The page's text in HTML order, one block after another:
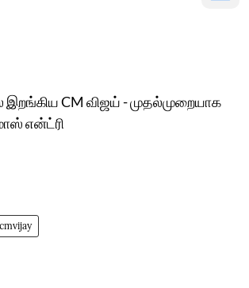
CM விஜய் - முதல்முறையாக
என்ட்ரி
cmvijay